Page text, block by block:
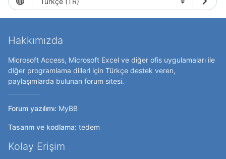
Hakkımızda
Microsoft Access, Microsoft Excel ve diğer ofis uygulamaları ile
diğer programlama dilleri için Türkçe destek veren,
paylaşımlarda bulunan forum sitesi.
Forum yazılımı: MyBB
Tasarım ve kodlama: tedem
Kolay Erişim